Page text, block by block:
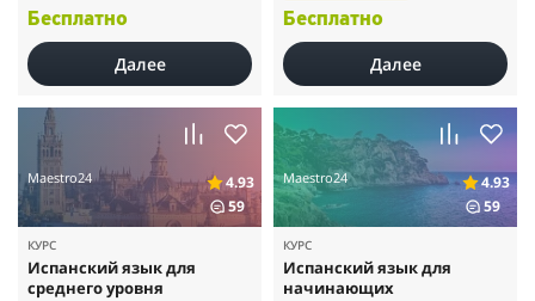
Бесплатно
Далее
Бесплатно
Далее
Maestro24
4.93
59
КУРС
Испанский язык для
среднего уровня
Maestro24
4.93
59
КУРС
Испанский язык для
начинающих